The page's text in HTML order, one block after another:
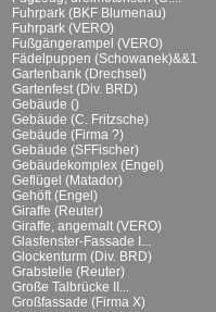
Fuhrpark (BKF Blumenau)
Fuhrpark (VERO)
Fußgängerampel (VERO)
Fädelpuppen (Schowanek)&&1
Gartenbank (Drechsel)
Gartenfest (Div. BRD)
Gebäude ()
Gebäude (C. Fritzsche)
Gebäude (Firma ?)
Gebäude (SFFischer)
Gebäudekomplex (Engel)
Geflügel (Matador)
Gehöft (Engel)
Giraffe (Reuter)
Giraffe, angemalt (VERO)
Glasfenster-Fassade I...
Glockenturm (Div. BRD)
Grabstelle (Reuter)
Große Talbrücke II...
Großfassade (Firma X)